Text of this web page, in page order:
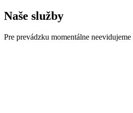
Naše služby
Pre prevádzku momentálne neevidujeme